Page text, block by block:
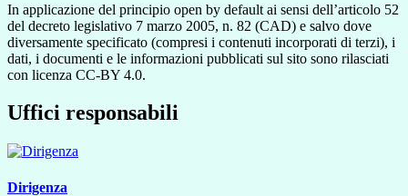
In applicazione del principio open by default ai sensi dell’articolo 52
del decreto legislativo 7 marzo 2005, n. 82 (CAD) e salvo dove
diversamente specificato (compresi i contenuti incorporati di terzi), i
dati, i documenti e le informazioni pubblicati sul sito sono rilasciati
con licenza CC-BY 4.0.
Uffici responsabili
Dirigenza